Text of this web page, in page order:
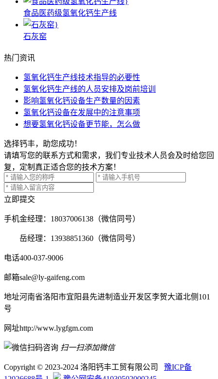
食品医药级氢氧化钙生产线
石灰窑
热门资讯
氢氧化钙生产线技术指导的必要性
氢氧化钙生产线的人员安排及岗前培训
影响氢氧化钙设备生产数量的因素
氢氧化钙设备在发展中的注意事项
想要氢氧化钙设备更节能，怎么做
选择钙丰，助您成功！
请填写您的联系方式和需求，我们专业技术人员会及时给您回
复，定制真正适合您的技术方案！
立即提交
手机金经理：18037006138（微信同号）
岳经理：13938851360（微信同号）
电话400-037-9006
邮箱sale@ly-gaifeng.com
地址河南省洛阳市宜阳县先进制造业开发区李贺大道北侧101
号
网址http://www.lygfgm.com
扫一扫添加微信
Copyright © 2023-2024 洛阳钙丰工贸有限公司 豫ICP备